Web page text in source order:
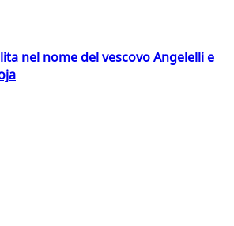
nel nome del vescovo Angelelli e